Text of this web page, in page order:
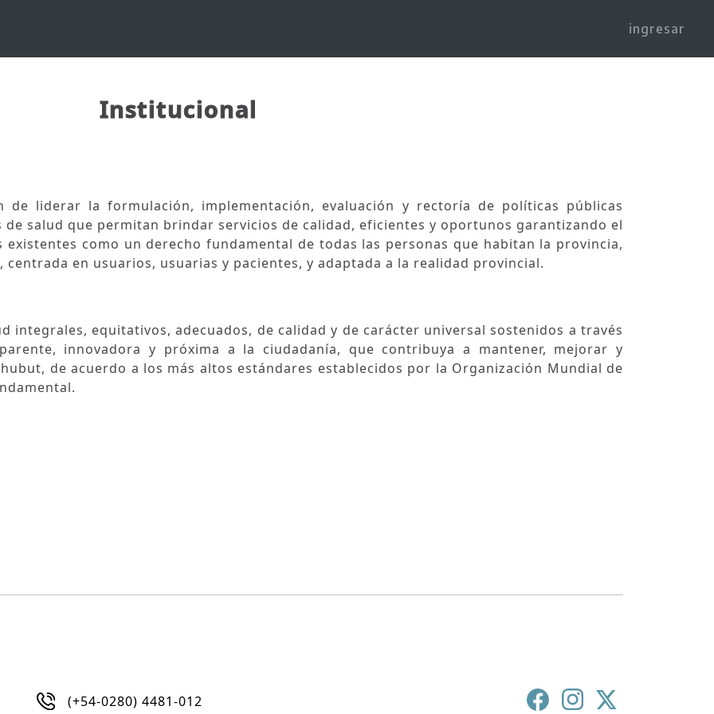
ingresar
Institucional
liderar la formulación, implementación, evaluación y rectoría de políticas públicas
salud que permitan brindar servicios de calidad, eficientes y oportunos garantizando el
existentes como un derecho fundamental de todas las personas que habitan la provincia,
en usuarios, usuarias y pacientes, y adaptada a la realidad provincial.
integrales, equitativos, adecuados, de calidad y de carácter universal sostenidos a través
innovadora y próxima a la ciudadanía, que contribuya a mantener, mejorar y
de acuerdo a los más altos estándares establecidos por la Organización Mundial de
(+54-0280) 4481-012